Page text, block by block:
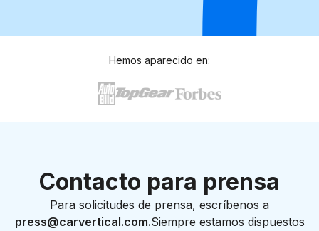
Hemos aparecido en:
Contacto para prensa
Para solicitudes de prensa, escríbenos a
press@carvertical.com.Siempre estamos dispuestos